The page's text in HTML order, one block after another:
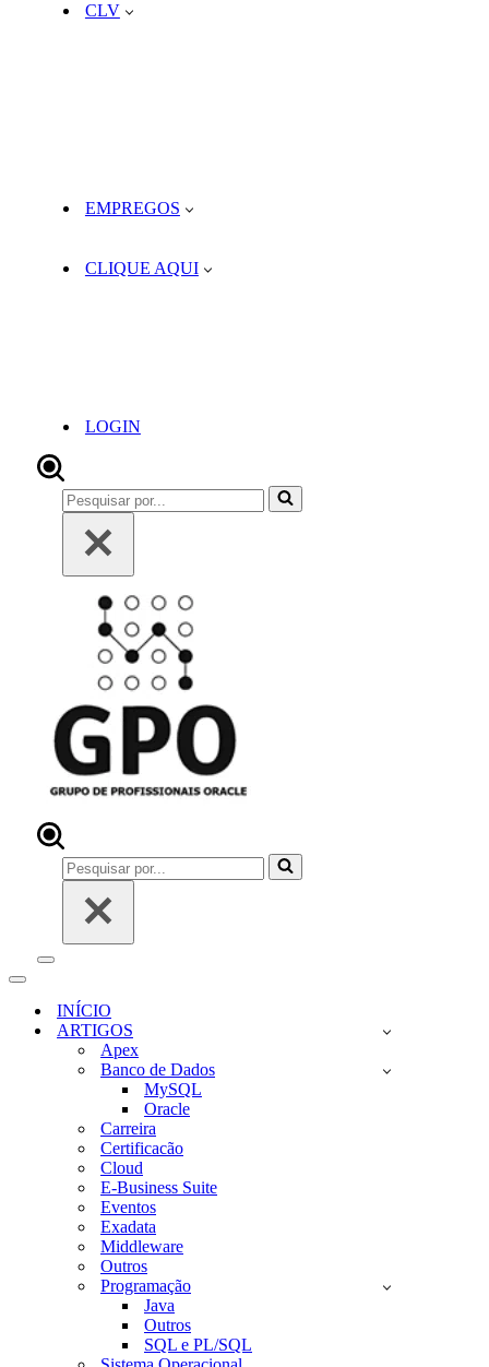
CLV
EMPREGOS
CLIQUE AQUI
LOGIN
Pesquisar
por...
Pesquisar
por...
Menu
navegação
Menu
navegaçãoINÍCIO
ARTIGOS
Apex
Banco de Dados
MySQL
Oracle
Carreira
Certificacão
Cloud
E-Business Suite
Eventos
Exadata
Middleware
Outros
Programação
Java
Outros
SQL e PL/SQL